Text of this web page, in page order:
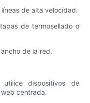
de alta velocidad.
de termosellado o
de la red.
dispositivos de
centrada.